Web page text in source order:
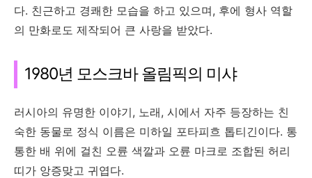
다. 친근하고 경쾌한 모습을 하고 있으며, 후에 형사 역할
의 만화로도 제작되어 큰 사랑을 받았다.
1980년 모스크바 올림픽의 미샤
러시아의 유명한 이야기, 노래, 시에서 자주 등장하는 친
숙한 동물로 정식 이름은 미하일 포타피흐 톱티긴이다. 통
통한 배 위에 걸친 오륜 색깔과 오륜 마크로 조합된 허리
띠가 앙증맞고 귀엽다.